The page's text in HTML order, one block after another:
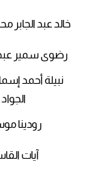
خالد عبد الجابر
رضوى سمير
نبيلة أحمد
الجواد
رودينا
آيات